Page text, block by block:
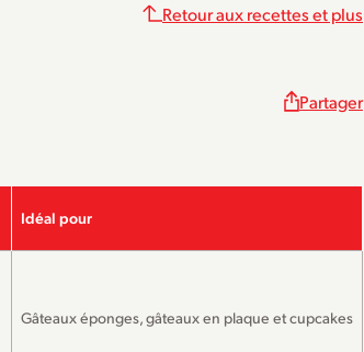
Retour aux recettes et plus
Partager
Idéal pour
Gâteaux éponges, gâteaux en plaque et cupcakes